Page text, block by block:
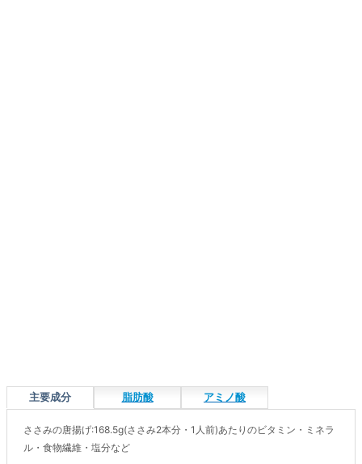
主要成分 脂肪酸 アミノ酸
ささみの唐揚げ:168.5g(ささみ2本分・1人前)あたりのビタミン・ミネラ
ル・食物繊維・塩分など